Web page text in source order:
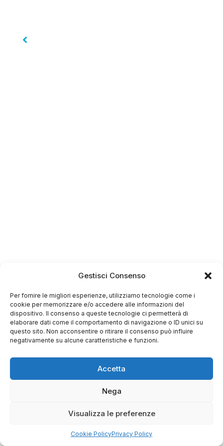
Gestisci Consenso
Per fornire le migliori esperienze, utilizziamo tecnologie come i
cookie per memorizzare e/o accedere alle informazioni del
dispositivo. Il consenso a queste tecnologie ci permetterà di
elaborare dati come il comportamento di navigazione o ID unici su
questo sito. Non acconsentire o ritirare il consenso può influire
negativamente su alcune caratteristiche e funzioni.
Accetta
Nega
Visualizza le preferenze
Cookie PolicyPrivacy Policy